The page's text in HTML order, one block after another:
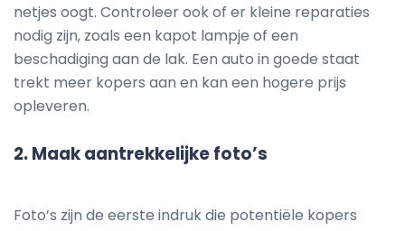
netjes oogt. Controleer ook of er kleine reparaties
nodig zijn, zoals een kapot lampje of een
beschadiging aan de lak. Een auto in goede staat
trekt meer kopers aan en kan een hogere prijs
opleveren.
2.Maak aantrekkelijke foto’s
Foto’s zijn de eerste indruk die potentiële kopers